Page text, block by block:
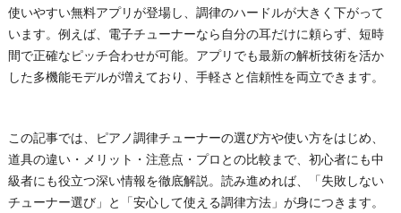
使いやすい無料アプリが登場し、調律のハードルが大きく下がって
います。例えば、電子チューナーなら自分の耳だけに頼らず、短時
間で正確なピッチ合わせが可能。アプリでも最新の解析技術を活か
した多機能モデルが増えており、手軽さと信頼性を両立できます。
この記事では、ピアノ調律チューナーの選び方や使い方をはじめ、
道具の違い・メリット・注意点・プロとの比較まで、初心者にも中
級者にも役立つ深い情報を徹底解説。読み進めれば、「失敗しない
チューナー選び」と「安心して使える調律方法」が身につきます。